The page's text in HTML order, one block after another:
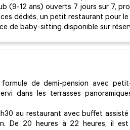
(9-12 ans) ouverts 7 jours sur 7,
dédiés, un petit restaurant pour
de baby-sitting disponible sur
de demi-pension avec
dans les terrasses
au restaurant avec buffet
De 20 heures à 22 heures, il